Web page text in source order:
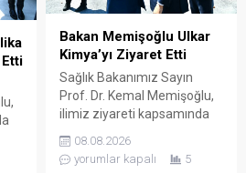
Memişoğlu ardından
fabrikaya geçerek şirketin...
Etti
Bakan Memişoğlu Ulkar
Kimya’yı Ziyaret Etti
Sağlık Bakanımız Sayın
Prof. Dr. Kemal Memişoğlu,
ilimiz ziyareti kapsamında
Kimya firmasını ziyaret etti.
Ulkar Holding ve Nobel İlaç
08.08.2026
yorumlar kapalı
5